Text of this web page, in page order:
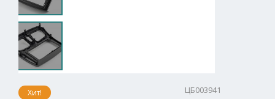
Хит! ЦБ003941